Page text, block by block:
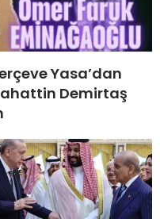
Yasa’dan
Demirtaş